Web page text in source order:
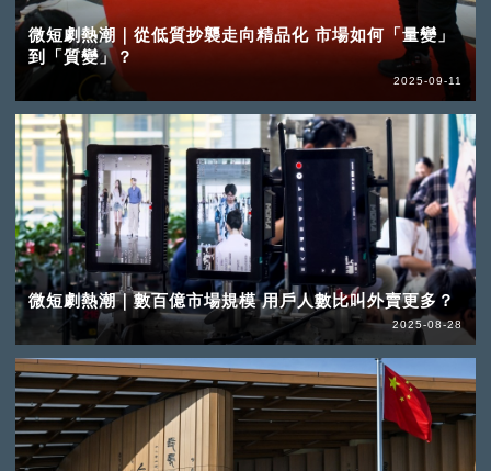
微短劇熱潮｜從低質抄襲走向精品化 市場如何「量變」
到「質變」？
2025-09-11
微短劇熱潮｜數百億市場規模 用戶人數比叫外賣更多？
2025-08-28